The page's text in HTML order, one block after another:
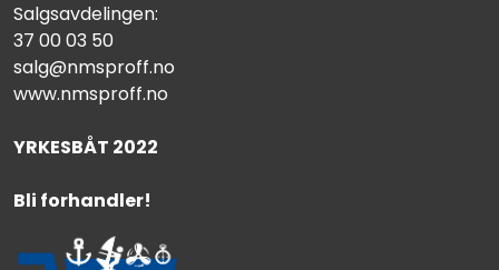
Salgsavdelingen:
37 00 03 50
salg@nmsproff.no
www.nmsproff.no
YRKESBÅT 2022
Bli forhandler!